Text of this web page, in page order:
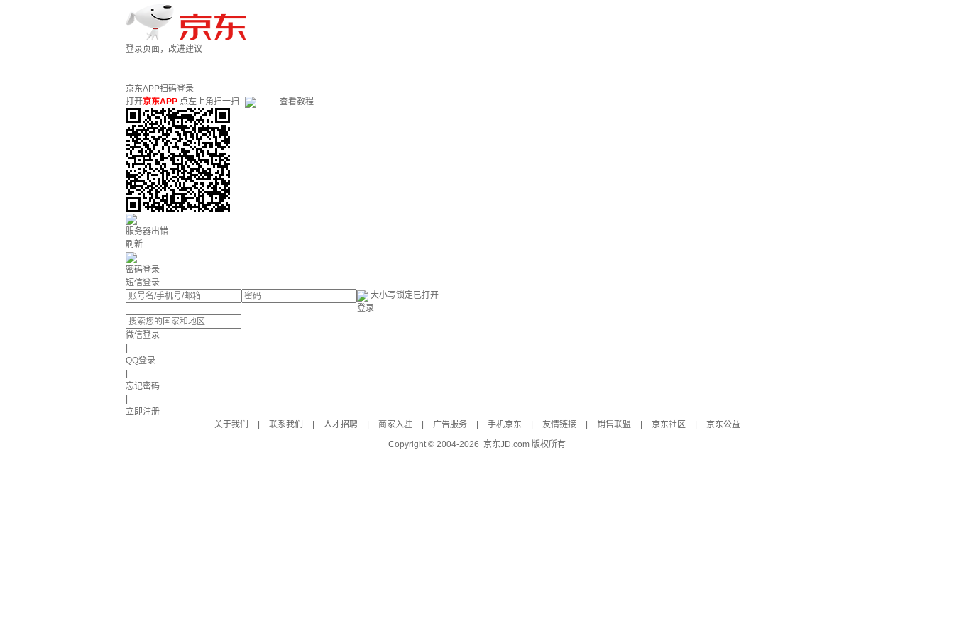
登录页面，改进建议
京东APP扫码登录
打开京东APP 点左上角扫一扫 查看教程
服务器出错
刷新
密码登录
短信登录
大小写锁定已打开
登录
微信登录
QQ登录
忘记密码
立即注册
关于我们
联系我们 人才招聘 商家入驻 广告服务 手机京东 友情链接 销售联盟 京东社区
京东公益
Copyright © 2004-2026 京东JD.com 版权所有